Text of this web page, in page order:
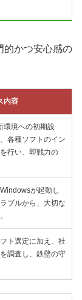
的かつ安心感の
内容
環境への初期設
各種ソフトのイン
行い、即戦力の
が起動し
ブルから、大切な
ト選定に加え、社
調査し、鉄壁の守